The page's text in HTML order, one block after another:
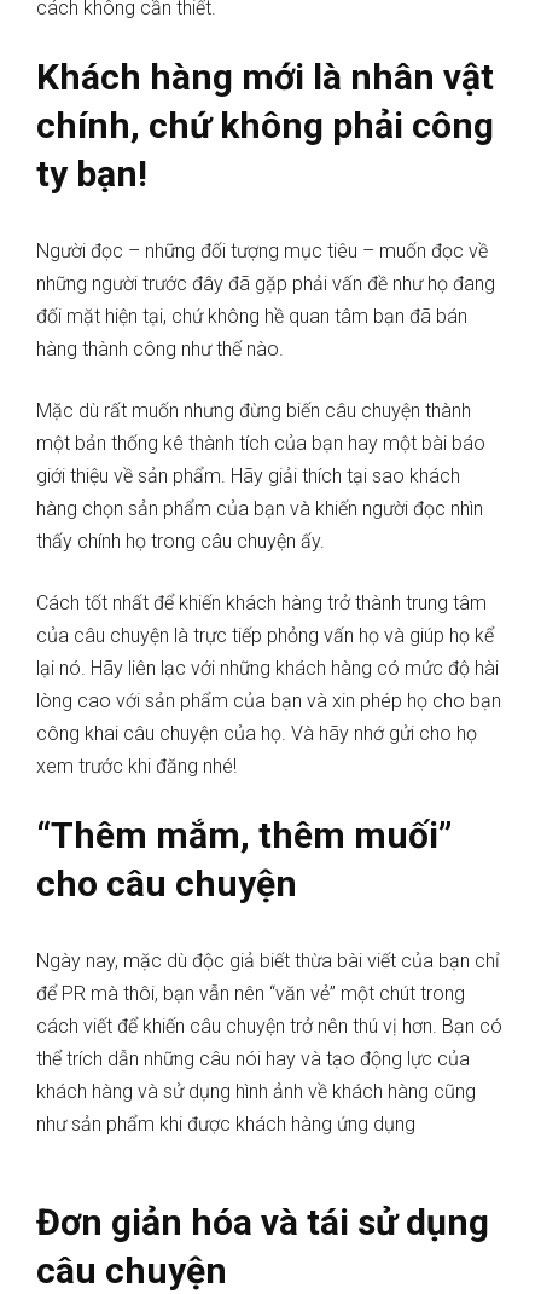
cách không cần thiết.
Khách hàng mới là nhân vật
chính, chứ không phải công
ty bạn!
Người đọc – những đối tượng mục tiêu – muốn đọc về
những người trước đây đã gặp phải vấn đề như họ đang
đối mặt hiện tại, chứ không hề quan tâm bạn đã bán
hàng thành công như thế nào.
Mặc dù rất muốn nhưng đừng biến câu chuyện thành
một bản thống kê thành tích của bạn hay một bài báo
giới thiệu về sản phẩm. Hãy giải thích tại sao khách
hàng chọn sản phẩm của bạn và khiến người đọc nhìn
thấy chính họ trong câu chuyện ấy.
Cách tốt nhất để khiến khách hàng trở thành trung tâm
của câu chuyện là trực tiếp phỏng vấn họ và giúp họ kể
lại nó. Hãy liên lạc với những khách hàng có mức độ hài
lòng cao với sản phẩm của bạn và xin phép họ cho bạn
công khai câu chuyện của họ. Và hãy nhớ gửi cho họ
xem trước khi đăng nhé!
“Thêm mắm, thêm muối”
cho câu chuyện
Ngày nay, mặc dù độc giả biết thừa bài viết của bạn chỉ
để PR mà thôi, bạn vẫn nên “văn vẻ” một chút trong
cách viết để khiến câu chuyện trở nên thú vị hơn. Bạn có
thể trích dẫn những câu nói hay và tạo động lực của
khách hàng và sử dụng hình ảnh về khách hàng cũng
như sản phẩm khi được khách hàng ứng dụng
Đơn giản hóa và tái sử dụng
câu chuyện